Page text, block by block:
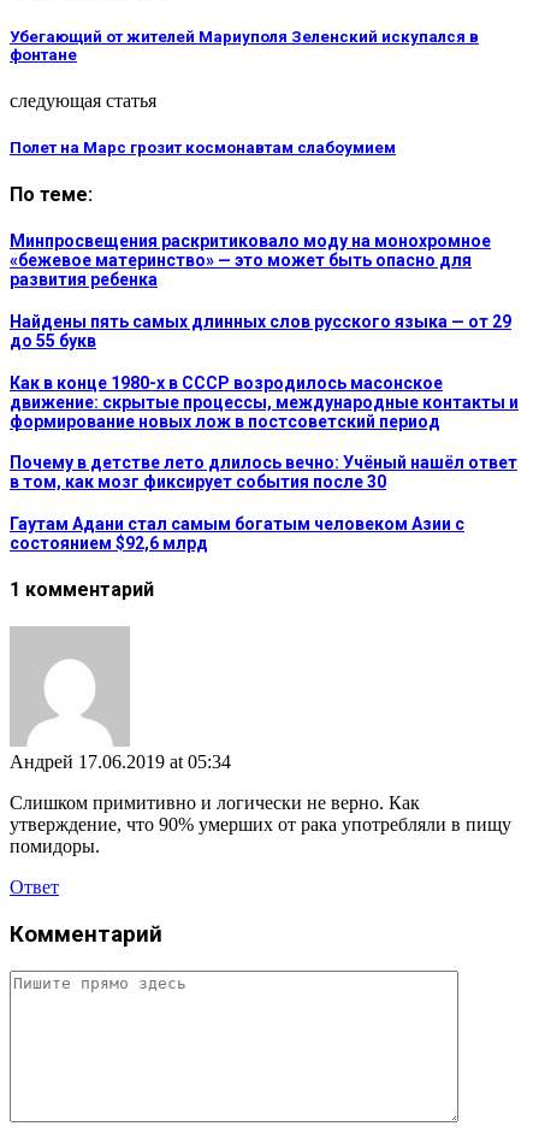
Убегающий от жителей Мариуполя Зеленский искупался в
фонтане
следующая статья
Полет на Марс грозит космонавтам слабоумием
По теме:
Минпросвещения раскритиковало моду на монохромное
«бежевое материнство» — это может быть опасно для
развития ребенка
Найдены пять самых длинных слов русского языка — от 29
до 55 букв
Как в конце 1980-х в СССР возродилось масонское
движение: скрытые процессы, международные контакты и
формирование новых лож в постсоветский период
Почему в детстве лето длилось вечно: Учёный нашёл ответ
в том, как мозг фиксирует события после 30
Гаутам Адани стал самым богатым человеком Азии с
состоянием $92,6 млрд
1 комментарий
Андрей 17.06.2019 at 05:34
Слишком примитивно и логически не верно. Как
утверждение, что 90% умерших от рака употребляли в пищу
помидоры.
Ответ
Комментарий